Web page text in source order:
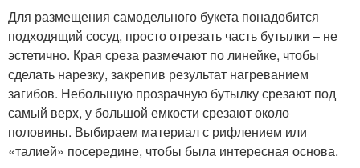
Для размещения самодельного букета понадобится
подходящий сосуд, просто отрезать часть бутылки – не
эстетично. Края среза размечают по линейке, чтобы
сделать нарезку, закрепив результат нагреванием
загибов. Небольшую прозрачную бутылку срезают под
самый верх, у большой емкости срезают около
половины. Выбираем материал с рифлением или
«талией» посередине, чтобы была интересная основа.